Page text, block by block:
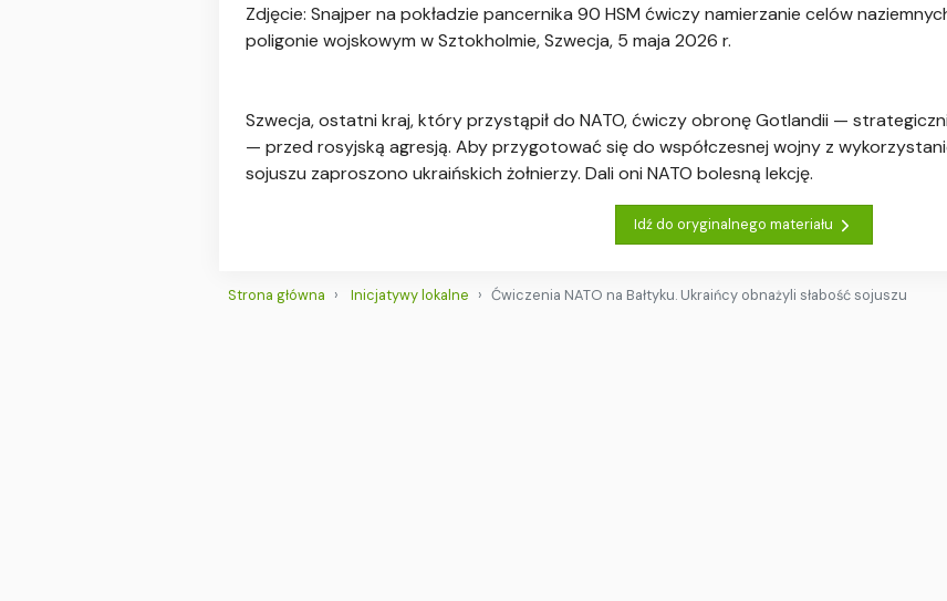
Zdjęcie: Snajper na pokładzie pancernika 90 HSM ćwiczy namierzanie celów
poligonie wojskowym w Sztokholmie, Szwecja, 5 maja 2026 r.
Szwecja, ostatni kraj, który przystąpił do NATO, ćwiczy obronę Gotlandii —
— przed rosyjską agresją. Aby przygotować się do współczesnej wojny z
sojuszu zaproszono ukraińskich żołnierzy. Dali oni NATO bolesną lekcję.
Idź do oryginalnego materiału
Strona główna Inicjatywy lokalne Ćwiczenia NATO na Bałtyku. Ukraińcy obnażyli słabość sojuszu